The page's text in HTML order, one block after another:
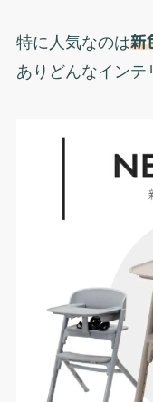
特に人気なのは新
ありどんなインテ